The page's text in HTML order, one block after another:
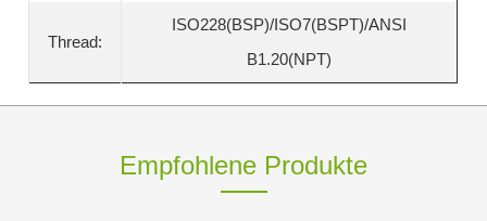
Thread:
ISO228(BSP)/ISO7(BSPT)/ANSI
B1.20(NPT)
Empfohlene Produkte